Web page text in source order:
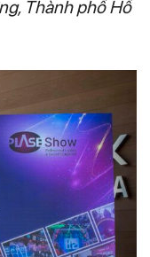
Thành phố Hồ